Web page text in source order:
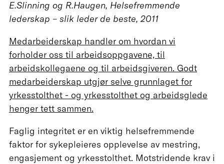
E.Slinning og R.Haugen, Helsefremmende
lederskap – slik leder de beste, 2011
Medarbeiderskap handler om hvordan vi
forholder oss til arbeidsoppgavene, til
arbeidskollegaene og til arbeidsgiveren. Godt
medarbeiderskap utgjør selve grunnlaget for
yrkesstolthet - og yrkesstolthet og arbeidsglede
henger tett sammen.
Faglig integritet er en viktig helsefremmende
faktor for sykepleieres opplevelse av mestring,
engasjement og yrkesstolthet. Motstridende krav i